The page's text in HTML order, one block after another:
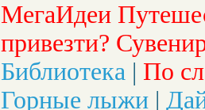
МегаИдеи
привезти?
Библиотека | По
Горные лыжи |